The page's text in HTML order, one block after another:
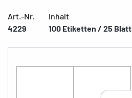
Art.-Nr.
4229
Inhalt
100 Etiketten / 25 Blatt